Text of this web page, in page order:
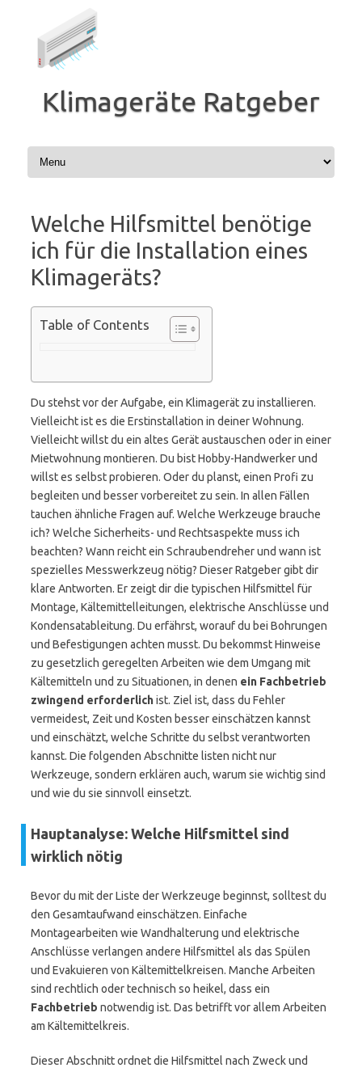
Klimageräte Ratgeber
Welche Hilfsmittel benötige
ich für die Installation eines
Klimageräts?
Table of Contents
Du stehst vor der Aufgabe, ein Klimagerät zu installieren.
Vielleicht ist es die Erstinstallation in deiner Wohnung.
Vielleicht willst du ein altes Gerät austauschen oder in einer
Mietwohnung montieren. Du bist Hobby-Handwerker und
willst es selbst probieren. Oder du planst, einen Profi zu
begleiten und besser vorbereitet zu sein. In allen Fällen
tauchen ähnliche Fragen auf. Welche Werkzeuge brauche
ich? Welche Sicherheits- und Rechtsaspekte muss ich
beachten? Wann reicht ein Schraubendreher und wann ist
spezielles Messwerkzeug nötig? Dieser Ratgeber gibt dir
klare Antworten. Er zeigt dir die typischen Hilfsmittel für
Montage, Kältemittelleitungen, elektrische Anschlüsse und
Kondensatableitung. Du erfährst, worauf du bei Bohrungen
und Befestigungen achten musst. Du bekommst Hinweise
zu gesetzlich geregelten Arbeiten wie dem Umgang mit
Kältemitteln und zu Situationen, in denen ein Fachbetrieb
zwingend erforderlichist. Ziel ist, dass du Fehler
vermeidest, Zeit und Kosten besser einschätzen kannst
und einschätzt, welche Schritte du selbst verantworten
kannst. Die folgenden Abschnitte listen nicht nur
Werkzeuge, sondern erklären auch, warum sie wichtig sind
und wie du sie sinnvoll einsetzt.
Hauptanalyse: Welche Hilfsmittel sind
wirklich nötig
Bevor du mit der Liste der Werkzeuge beginnst, solltest du
den Gesamtaufwand einschätzen. Einfache
Montagearbeiten wie Wandhalterung und elektrische
Anschlüsse verlangen andere Hilfsmittel als das Spülen
und Evakuieren von Kältemittelkreisen. Manche Arbeiten
sind rechtlich oder technisch so heikel, dass ein
Fachbetrieb notwendig ist. Das betrifft vor allem Arbeiten
am Kältemittelkreis.
Dieser Abschnitt ordnet die Hilfsmittel nach Zweck und